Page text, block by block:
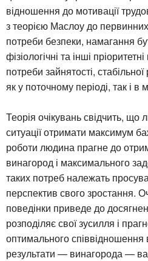
відношення до мотивації
з теорією Маслоу до
потреби безпеки, намагання
фізіологічні та інші
потреби зайнятості,
як у поточному періоді, так і в
Теорія очікувань свідчить, що
ситуації отримати максимум
роботи людина прагне до
винагород і максимального
таких потреб належать
перспектив свого зростання.
поведінки приведе до
розподіляє свої зусилля і
оптимального
результати — винагорода —